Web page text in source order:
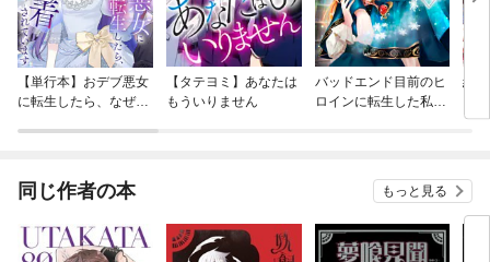
【単行本】おデブ悪女
に転生したら、なぜか
【タテヨミ】あなたは
もういりません
バッドエンド目前のヒ
ロインに転生した私、
結
同じ作者の本 もっと見る